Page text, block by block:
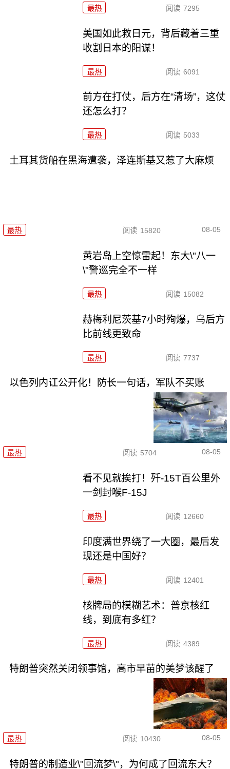
最热 阅读 7295
美国如此救日元，背后藏着三重
收割日本的阳谋！
最热 阅读 6091
前方在打仗，后方在“清场”，这仗
还怎么打？
最热 阅读 5033
土耳其货船在黑海遭袭，泽连斯基又惹了大麻烦
最热 阅读 15820 08-05
黄岩岛上空惊雷起！东大\"八一
\"警巡完全不一样
最热 阅读 15082
赫梅利尼茨基7小时殉爆，乌后方
比前线更致命
最热 阅读 7737
以色列内讧公开化！防长一句话，军队不买账
最热 阅读 5704 08-05
看不见就挨打！歼-15T百公里外
一剑封喉F-15J
最热 阅读 12660
印度满世界绕了一大圈，最后发
现还是中国好？
最热 阅读 12401
核牌局的模糊艺术：普京核红
线，到底有多红？
最热 阅读 4389
特朗普突然关闭领事馆，高市早苗的美梦该醒了
最热 阅读 10430 08-05
特朗普的制造业\"回流梦\"，为何成了回流东大？